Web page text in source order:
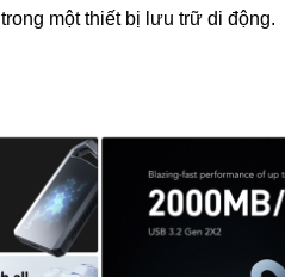
một thiết bị lưu trữ di động.